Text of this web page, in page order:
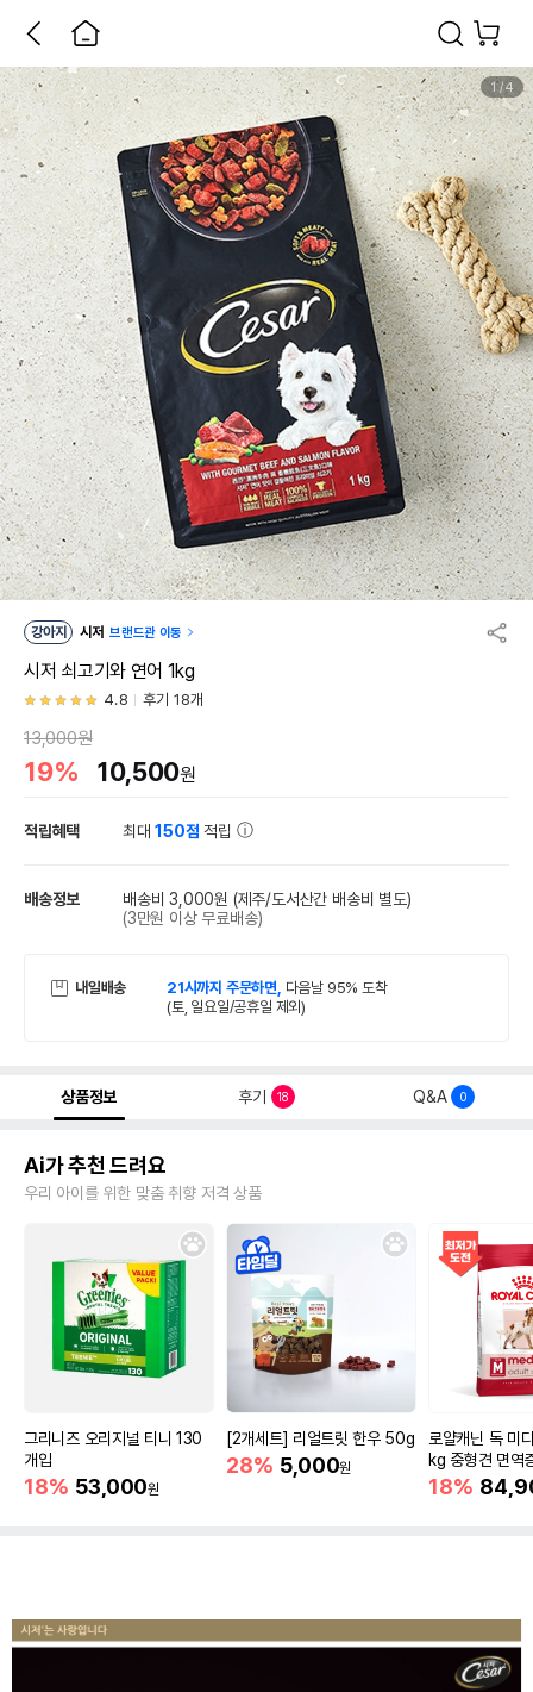
1/4
강아지 시저 브랜드관 이동
시저 쇠고기와 연어 1kg
4.8 후기 18개
13,000원
19% 10,500원
적립혜택 최대150점 적립
배송정보 배송비 3,000원 (제주/도서산간 배송비 별도)
(3만원 이상 무료배송)
내일배송 21시까지 주문하면, 다음날 95% 도착
(토, 일요일/공휴일 제외)
상품정보 후기 18 Q&A 0
Ai가 추천 드려요
우리 아이를 위한 맞춤 취향 저격 상품
그리니즈 오리지널 티니 130
개입
18% 53,000원
[2개세트] 리얼트릿 한우 50g
28% 5,000원
로얄캐닌 독 미
kg 중형견 면역
18%